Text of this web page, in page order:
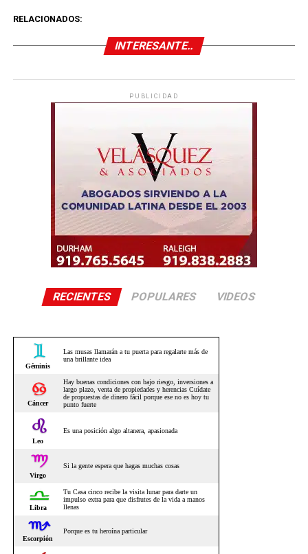
RELACIONADOS:
INTERESANTE..
PUBLICIDAD
RECIENTES POPULARES VIDEOS